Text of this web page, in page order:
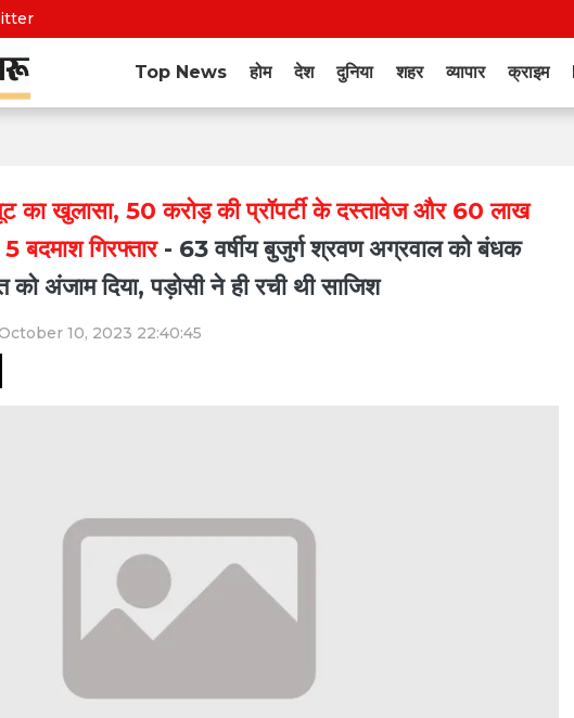
Top News होम देश दुनिया शहर व्यापार क्राइम
का खुलासा, 50 करोड़ की प्रॉपर्टी के दस्तावेज और 60 लाख
बदमाश गिरफ्तार - 63 वर्षीय बुजुर्ग श्रवण अग्रवाल को बंधक
को अंजाम दिया, पड़ोसी ने ही रची थी साजिश
October 10, 2023 22:40:45